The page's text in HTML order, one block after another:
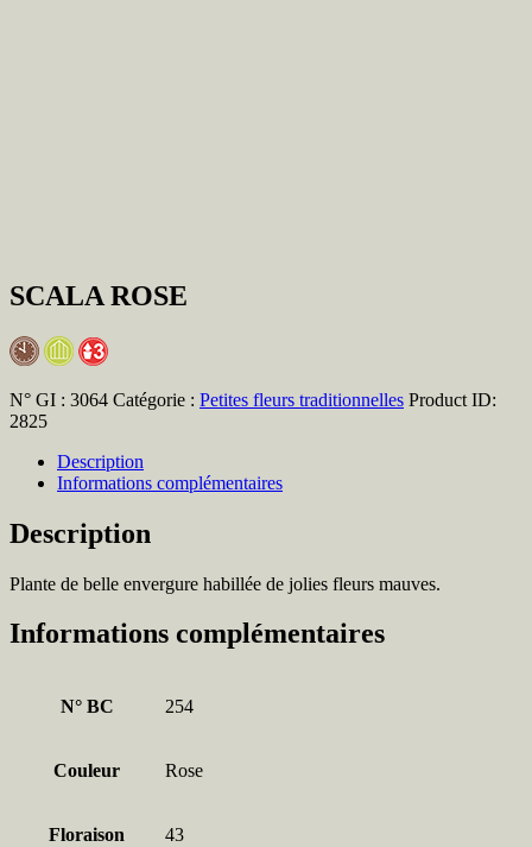
SCALA ROSE
N° GI : 3064 Catégorie : Petites fleurs traditionnelles Product ID:
2825
Description
Informations complémentaires
Description
Plante de belle envergure habillée de jolies fleurs mauves.
Informations complémentaires
N° BC 254
Couleur Rose
Floraison 43